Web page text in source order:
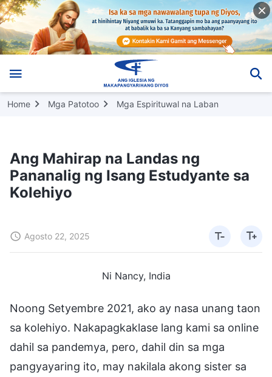
Home Mga Patotoo Mga Espirituwal na Laban
Ang Mahirap na Landas ng
Pananalig ng Isang Estudyante sa
Kolehiyo
Agosto 22, 2025
Ni Nancy, India
Noong Setyembre 2021, ako ay nasa unang taon
sa kolehiyo. Nakapagkaklase lang kami sa online
dahil sa pandemya, pero, dahil din sa mga
pangyayaring ito, may nakilala akong sister sa